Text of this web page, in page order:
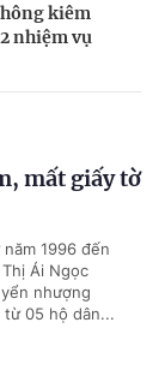
kiêm
nhiệm vụ
mất giấy tờ
1996 đến
Ái Ngọc
nhượng
05 hộ dân...